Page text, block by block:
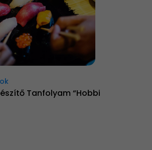
Tanfolyam “Hobbi